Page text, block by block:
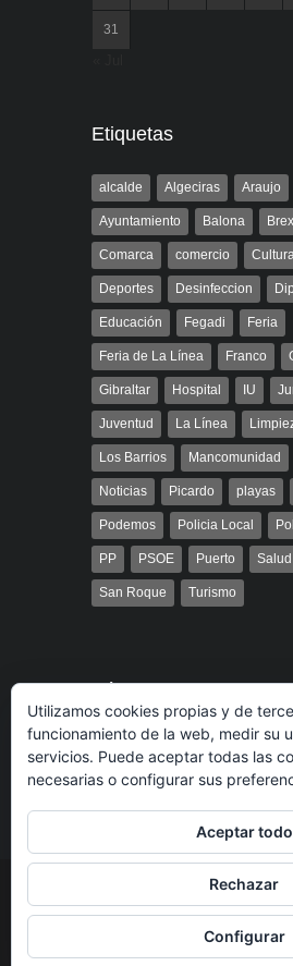
31
Etiquetas
alcalde Algeciras Araujo
Ayuntamiento Balona
Comarca comercio
Deportes Desinfeccion
Educación Fegadi Feria
Feria de La Línea Franco
Gibraltar Hospital IU
Juventud La Línea
Los Barrios Mancomunidad
Noticias Picardo playas
Podemos Policia Local
PP PSOE Puerto Salud
San Roque Turismo
Búsqueda
© 2014 Radio Bahía Gibraltar
Media&Web
Política de cookies
sobre las
Utilizamos cookies propias y de
funcionamiento de la web, medir su
servicios. Puede aceptar todas las
necesarias o configurar sus
Aceptar todo
Rechazar
Configurar